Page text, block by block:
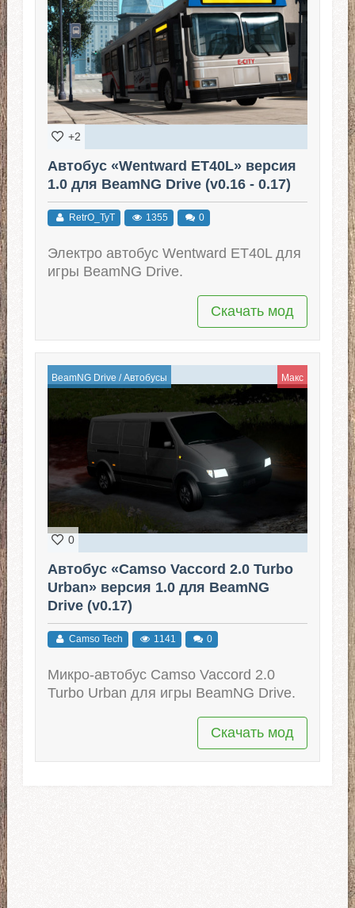
+2
Автобус «Wentward ET40L» версия
1.0 для BeamNG Drive (v0.16 - 0.17)
RetrO_TyT 1355 0
Электро автобус Wentward ET40L для
игры BeamNG Drive.
Скачать мод
BeamNG Drive /Автобусы Макс
0
Автобус «Camso Vaccord 2.0 Turbo
Urban» версия 1.0 для BeamNG
Drive (v0.17)
Camso Tech 1141 0
Микро-автобус Camso Vaccord 2.0
Turbo Urban для игры BeamNG Drive.
Скачать мод